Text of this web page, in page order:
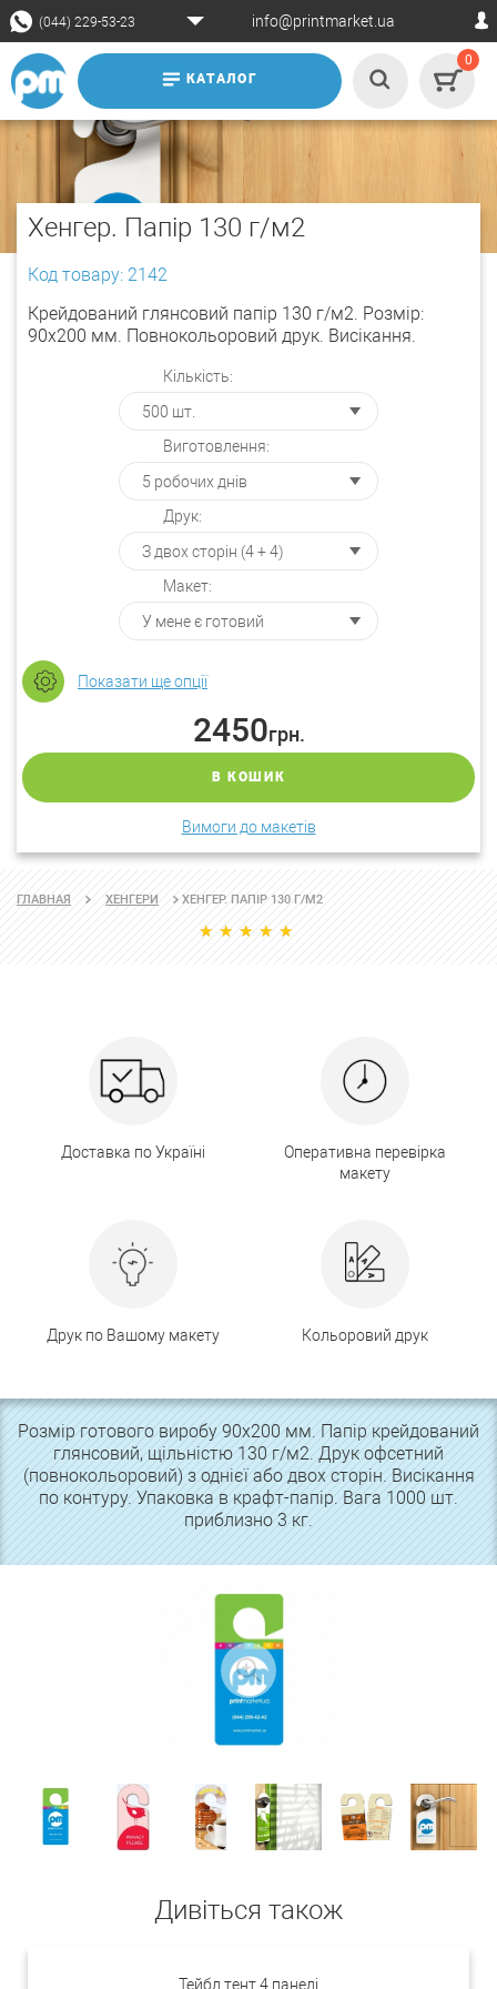
(044) 229-53-23 info@printmarket.ua
КАТАЛОГ
0
Хенгер. Папір 130 г/м2
Код товару: 2142
Крейдований глянсовий папір 130 г/м2. Розмір:
90х200 мм. Повнокольоровий друк. Висікання.
Кількість:
Виготовлення:
Друк:
Макет:
Показати ще опції
2450грн.
В КОШИК
Вимоги до макетів
ГЛАВНАЯ ХЕНГЕРИ ХЕНГЕР. ПАПІР 130 Г/М2
Доставка по Україні
Оперативна перевірка
макету
Друк по Вашому макету Кольоровий друк
Розмір готового виробу 90х200 мм. Папір крейдований
глянсовий, щільністю 130 г/м2. Друк офсетний
(повнокольоровий) з однієї або двох сторін. Висікання
по контуру. Упаковка в крафт-папір. Вага 1000 шт.
приблизно 3 кг.
Дивіться також
Тейбл тент 4 панелі